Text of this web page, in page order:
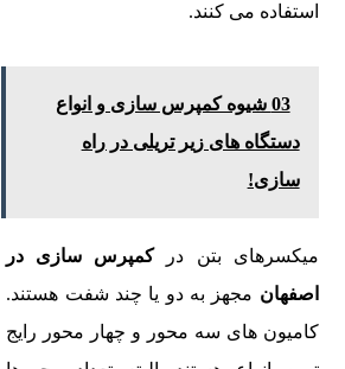
استفاده می کنند.
03 شیوه کمپرس سازی و انواع
دستگاه های زیر تریلی در راه
سازی!
میکسرهای بتن درکمپرس سازی در
اصفهان مجهز به دو یا چند شفت هستند.
کامیون های سه محور و چهار محور رایج